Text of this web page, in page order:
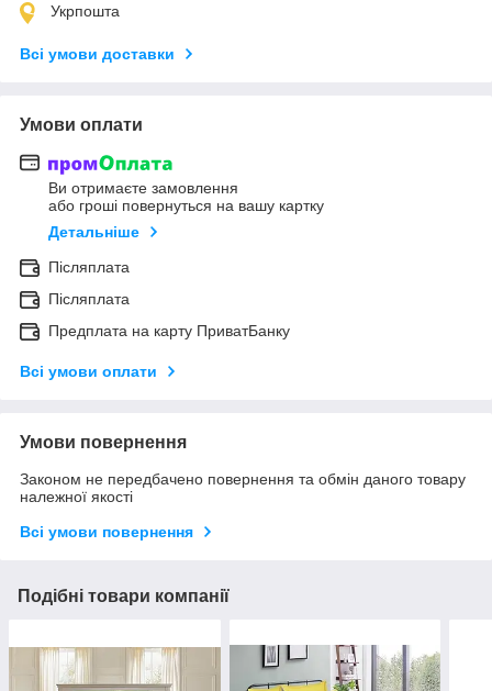
Укрпошта
Всі умови доставки
Умови оплати
Ви отримаєте замовлення
або гроші повернуться на вашу картку
Детальніше
Післяплата
Післяплата
Предплата на карту ПриватБанку
Всі умови оплати
Умови повернення
Законом не передбачено повернення та обмін даного товару
належної якості
Всі умови повернення
Подібні товари компанії